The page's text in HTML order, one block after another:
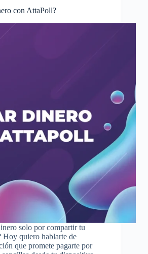
con AttaPoll?
solo por compartir tu
quiero hablarte de
que promete pagarte por